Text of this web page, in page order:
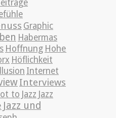
Graphic
Habermas
Hoffnung Hohe
Höflichkeit
Internet
Interviews
to Jazz Jazz
Jazz und